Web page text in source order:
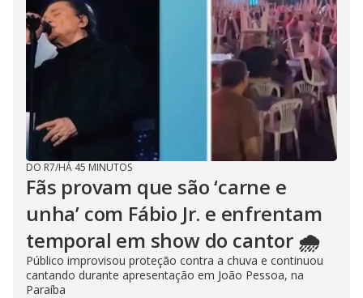
DO R7/HÁ 45 MINUTOS
Fãs provam que são ‘carne e
unha’ com Fábio Jr. e enfrentam
temporal em show do cantor 🌧️
Público improvisou proteção contra a chuva e continuou
cantando durante apresentação em João Pessoa, na
Paraíba